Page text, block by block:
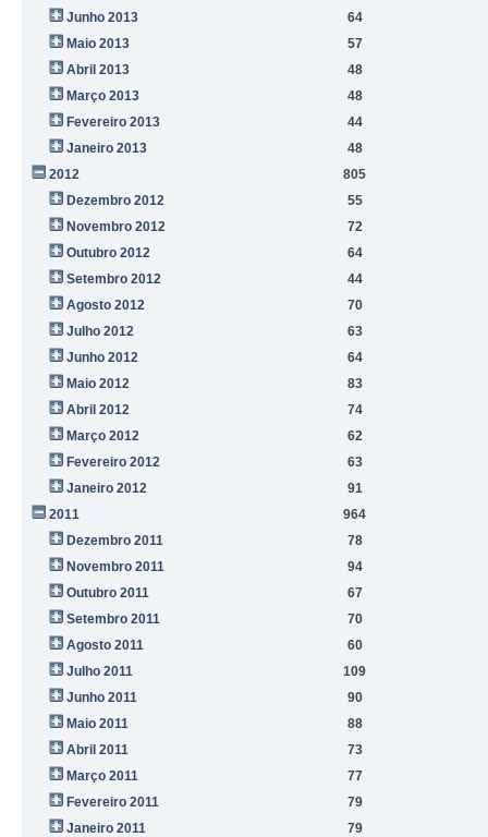
Junho 2013
64
Maio 2013
57
Abril 2013
48
Março 2013
48
Fevereiro 2013
44
Janeiro 2013
48
2012
805
Dezembro 2012
55
Novembro 2012
72
Outubro 2012
64
Setembro 2012
44
Agosto 2012
70
Julho 2012
63
Junho 2012
64
Maio 2012
83
Abril 2012
74
Março 2012
62
Fevereiro 2012
63
Janeiro 2012
91
2011
964
Dezembro 2011
78
Novembro 2011
94
Outubro 2011
67
Setembro 2011
70
Agosto 2011
60
Julho 2011
109
Junho 2011
90
Maio 2011
88
Abril 2011
73
Março 2011
77
Fevereiro 2011
79
Janeiro 2011
79